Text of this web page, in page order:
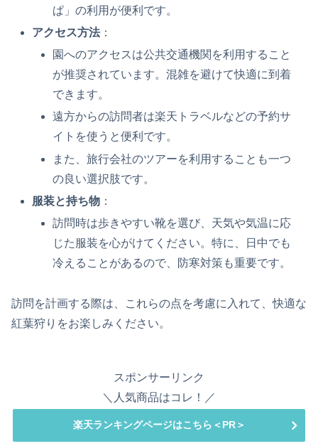
ぱ」の利用が便利です。
アクセス方法：
園へのアクセスは公共交通機関を利用すること
が推奨されています。混雑を避けて快適に到着
できます。
遠方からの訪問者は楽天トラベルなどの予約サ
イトを使うと便利です。
また、旅行会社のツアーを利用することも一つ
の良い選択肢です。
服装と持ち物 ：
訪問時は歩きやすい靴を選び、天気や気温に応
じた服装を心がけてください。特に、日中でも
冷えることがあるので、防寒対策も重要です。
訪問を計画する際は、これらの点を考慮に入れて、快適な
紅葉狩りをお楽しみください。
スポンサーリンク
＼人気商品はコレ！／
楽天ランキングページはこちら＜PR＞